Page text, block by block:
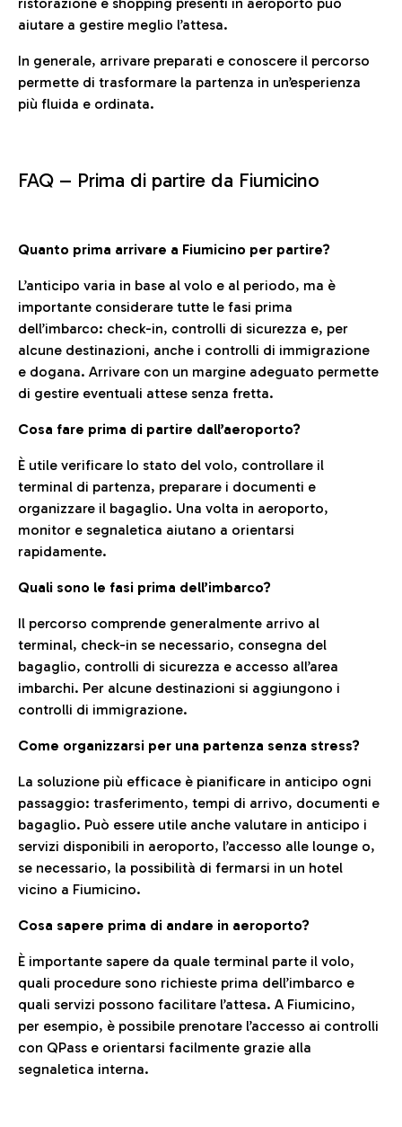
aiutare a gestire meglio l’attesa.
In generale, arrivare preparati e conoscere il percorso
permette di trasformare la partenza in un’esperienza
più fluida e ordinata.
FAQ – Prima di partire da Fiumicino
Quanto prima arrivare a Fiumicino per partire?
L’anticipo varia in base al volo e al periodo, ma è
importante considerare tutte le fasi prima
dell’imbarco: check-in, controlli di sicurezza e, per
alcune destinazioni, anche i controlli di immigrazione
e dogana. Arrivare con un margine adeguato permette
di gestire eventuali attese senza fretta.
Cosa fare prima di partire dall’aeroporto?
È utile verificare lo stato del volo, controllare il
terminal di partenza, preparare i documenti e
organizzare il bagaglio. Una volta in aeroporto,
monitor e segnaletica aiutano a orientarsi
rapidamente.
Quali sono le fasi prima dell’imbarco?
Il percorso comprende generalmente arrivo al
terminal, check-in se necessario, consegna del
bagaglio, controlli di sicurezza e accesso all’area
imbarchi. Per alcune destinazioni si aggiungono i
controlli di immigrazione.
Come organizzarsi per una partenza senza stress?
La soluzione più efficace è pianificare in anticipo ogni
passaggio: trasferimento, tempi di arrivo, documenti e
bagaglio. Può essere utile anche valutare in anticipo i
servizi disponibili in aeroporto, l’accesso alle lounge o,
se necessario, la possibilità di fermarsi in un hotel
vicino a Fiumicino.
Cosa sapere prima di andare in aeroporto?
È importante sapere da quale terminal parte il volo,
quali procedure sono richieste prima dell’imbarco e
quali servizi possono facilitare l’attesa. A Fiumicino,
per esempio, è possibile prenotare l’accesso ai controlli
con QPass e orientarsi facilmente grazie alla
segnaletica interna.